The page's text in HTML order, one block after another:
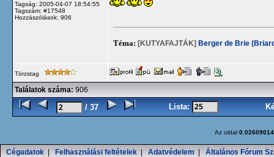
Tagság: 2005-04-07 18:54:55
Tagszám: #17548
Hozzászólások: 906
Téma: [KUTYAFAJTÁK] Berger de Brie
Törzstag
Találatok száma: 906
/ 37 Lista:
Az oldal
Cégadatok Felhasználási feltételek Adatvédelem Általános Fórum